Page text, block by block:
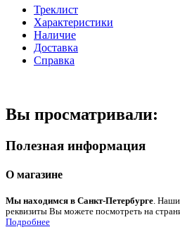
Треклист
Характеристики
Наличие
Доставка
Справка
Вы просматривали:
Полезная информация
О магазине
Мы находимся в Санкт-Петербурге. Наши
реквизиты Вы можете посмотреть на
Подробнее